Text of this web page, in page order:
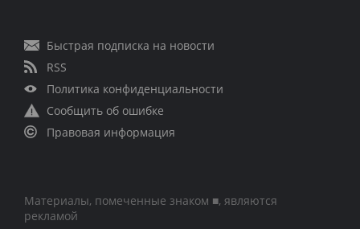
Быстрая подписка на новости
RSS
Политика конфиденциальности
Сообщить об ошибке
Правовая информация
Материалы, помеченные знаком ■, являются
рекламой